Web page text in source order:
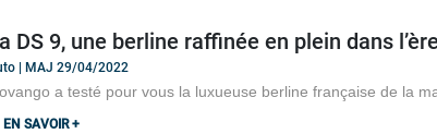
DS 9, une berline raffinée en plein dans
| MAJ 29/04/2022
a testé pour vous la luxueuse berline française de la
EN SAVOIR +